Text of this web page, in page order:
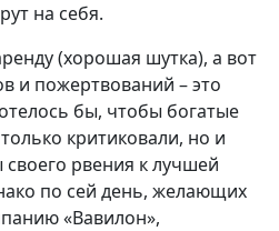
на себя.
(хорошая шутка), а вот
и пожертвований – это
бы, чтобы богатые
критиковали, но и
рвения к лучшей
по сей день, желающих
«Вавилон»,